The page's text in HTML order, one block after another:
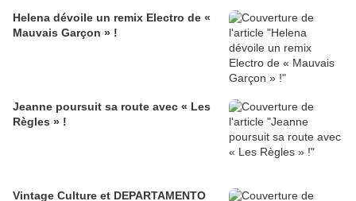
Helena dévoile un remix Electro de «
Mauvais Garçon » !
Jeanne poursuit sa route avec « Les
Règles » !
Vintage Culture et DEPARTAMENTO